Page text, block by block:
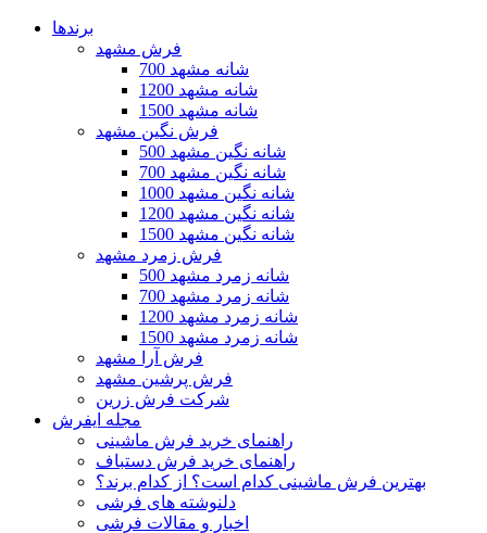
برندها
فرش مشهد
700 شانه مشهد
1200 شانه مشهد
1500 شانه مشهد
فرش نگین مشهد
500 شانه نگین مشهد
700 شانه نگین مشهد
1000 شانه نگین مشهد
1200 شانه نگین مشهد
1500 شانه نگین مشهد
فرش زمرد مشهد
500 شانه زمرد مشهد
700 شانه زمرد مشهد
1200 شانه زمرد مشهد
1500 شانه زمرد مشهد
فرش آرا مشهد
فرش پرشین مشهد
شرکت فرش زرین
مجله ایفرش
راهنمای خرید فرش ماشینی
راهنمای خرید فرش دستباف
بهترین فرش ماشینی کدام است؟ از کدام برند؟
دلنوشته های فرشی
اخبار و مقالات فرشی